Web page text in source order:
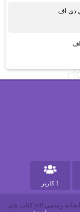
دی اف
1 کاربر
کتابک اولین کتابخانه رسمی pdf کتاب های